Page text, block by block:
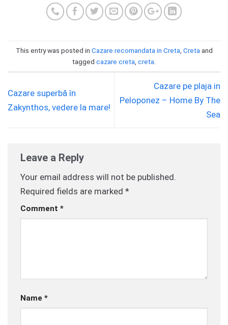
This entry was posted in Cazare recomandata in Creta Creta and
tagged cazare creta creta
Cazare superbă în
Zakynthos, vedere la mare!
Cazare pe plaja in
Peloponez – Home By The
Sea
Leave a Reply
Your email address will not be published.
Required fields are marked *
Comment *
Name *